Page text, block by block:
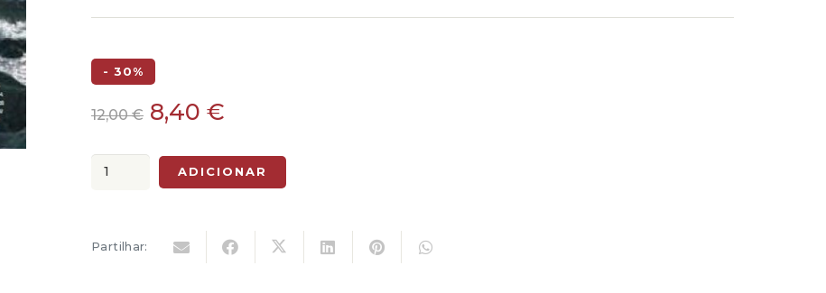
- 30%
12,00€ O
original
era:
8,40 €
atual
é:
Quantidade
o
ADICIONAR
Partilhar: